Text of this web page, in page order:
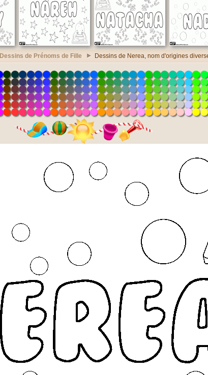
Dessins de Prénoms de Fille Dessins de Nerea, nom d'origines